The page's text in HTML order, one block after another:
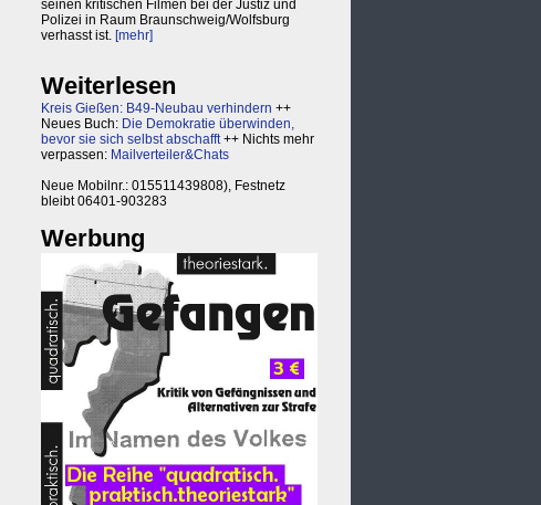
seinen kritischen Filmen bei der Justiz und
Polizei in Raum Braunschweig/Wolfsburg
verhasst ist. [mehr]
Weiterlesen
Kreis Gießen: B49-Neubau verhindern ++
Neues Buch: Die Demokratie überwinden,
bevor sie sich selbst abschafft++ Nichts mehr
verpassen: Mailverteiler&Chats
Neue Mobilnr.: 015511439808), Festnetz
bleibt 06401-903283
Werbung